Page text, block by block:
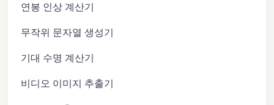
연봉 인상 계산기
무작위 문자열 생성기
기대 수명 계산기
비디오 이미지 추출기